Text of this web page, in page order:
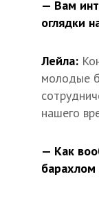
— Вам
оглядки
Лейла:
молодые
нашего
— Как